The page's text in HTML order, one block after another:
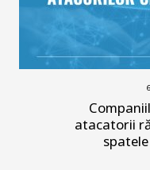
atacatorii